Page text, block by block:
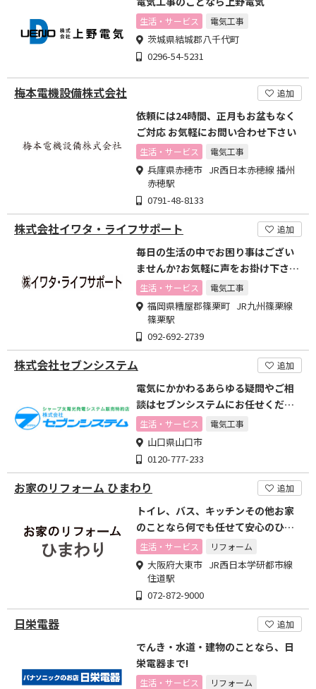
生活・サービス 電気工事
茨城県結城郡八千代町
0296-54-5231
梅本電機設備株式会社 追加
依頼には24時間、正月もお盆もなく
ご対応 お気軽にお問い合わせ下さい
生活・サービス 電気工事
兵庫県赤穂市 JR西日本赤穂線 播州
赤穂駅
0791-48-8133
株式会社イワタ・ライフサポート 追加
毎日の生活の中でお困り事はござい
ませんか?お気軽に声をお掛け下さ
い!
生活・サービス 電気工事
福岡県糟屋郡篠栗町 JR九州篠栗線
篠栗駅
092-692-2739
株式会社セブンシステム 追加
電気にかかわるあらゆる疑問やご相
談はセブンシステムにお任せくださ
い生活・サービス 電気工事
山口県山口市
0120-777-233
お家のリフォーム ひまわり 追加
トイレ、バス、キッチンその他お家
のことなら何でも任せて安心のひま
わりへ！
生活・サービス リフォーム
大阪府大東市 JR西日本学研都市線
住道駅
072-872-9000
日栄電器 追加
でんき・水道・建物のことなら、日
栄電器まで!
生活・サービス リフォーム